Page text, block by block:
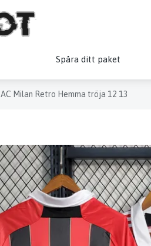
Spåra ditt paket
AC Milan Retro Hemma tröja 12 13